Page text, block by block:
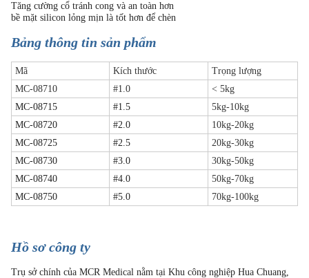
Tăng cường cổ tránh cong và an toàn hơn
bề mặt silicon lỏng mịn là tốt hơn để chèn
Bảng thông tin sản phẩm
Mã Kích thước
Trọng lượng
MC-08710
#1.0
< 5kg
MC-08715
#1.5
5kg-10kg
MC-08720
#2.0
10kg-20kg
MC-08725
#2.5
20kg-30kg
MC-08730
#3.0
30kg-50kg
MC-08740
#4.0
50kg-70kg
MC-08750
#5.0 70kg-100kg
Hồ sơ công ty
Trụ sở chính của MCR Medical nằm tại Khu công nghiệp Hua Chuang,